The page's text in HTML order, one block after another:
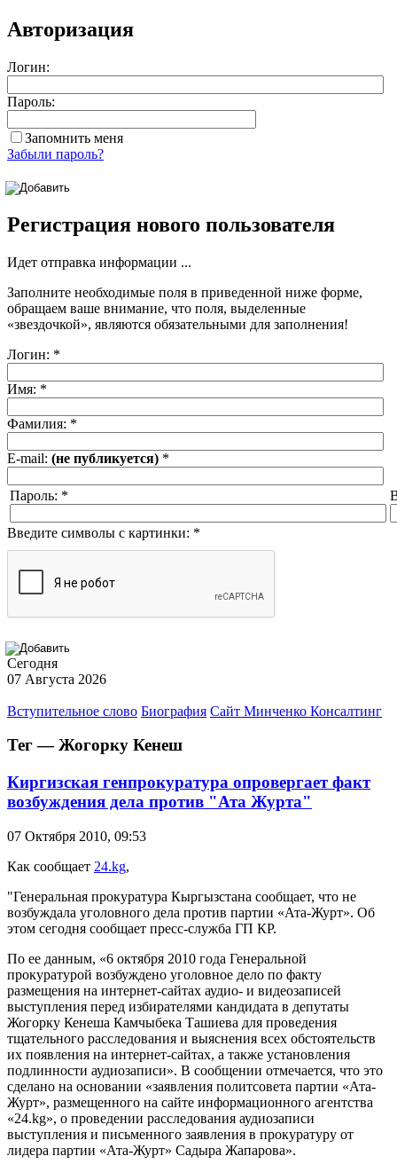
Авторизация
Логин:
Пароль:
Запомнить меня
Забыли пароль?
Регистрация нового пользователя
Идет отправка информации ...
Заполните необходимые поля в приведенной ниже форме,
обращаем ваше внимание, что поля, выделенные
«звездочкой», являются обязательными для заполнения!
Логин: *
Имя: *
Фамилия: *
E-mail: (не публикуется) *
Пароль: *
Введите символы с картинки: *
Сегодня
07 Августа 2026
Вступительное слово Биография Сайт Минченко Консалтинг
Тег — Жогорку Кенеш
Киргизская генпрокуратура опровергает факт
возбуждения дела против "Ата Журта"
07 Октября 2010, 09:53
Как сообщает 24.kg,
"Генеральная прокуратура Кыргызстана сообщает, что не
возбуждала уголовного дела против партии «Ата-Журт». Об
этом сегодня сообщает пресс-служба ГП КР.
По ее данным, «6 октября 2010 года Генеральной
прокуратурой возбуждено уголовное дело по факту
размещения на интернет-сайтах аудио- и видеозаписей
выступления перед избирателями кандидата в депутаты
Жогорку Кенеша Камчыбека Ташиева для проведения
тщательного расследования и выяснения всех обстоятельств
их появления на интернет-сайтах, а также установления
подлинности аудиозаписи». В сообщении отмечается, что это
сделано на основании «заявления политсовета партии «Ата-
Журт», размещенного на сайте информационного агентства
«24.kg», о проведении расследования аудиозаписи
выступления и письменного заявления в прокуратуру от
лидера партии «Ата-Журт» Садыра Жапарова».